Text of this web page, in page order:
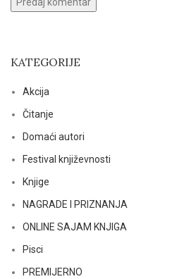
KATEGORIJE
Akcija
Čitanje
Domaći autori
Festival književnosti
Knjige
NAGRADE I PRIZNANJA
ONLINE SAJAM KNJIGA
Pisci
PREMIJERNO